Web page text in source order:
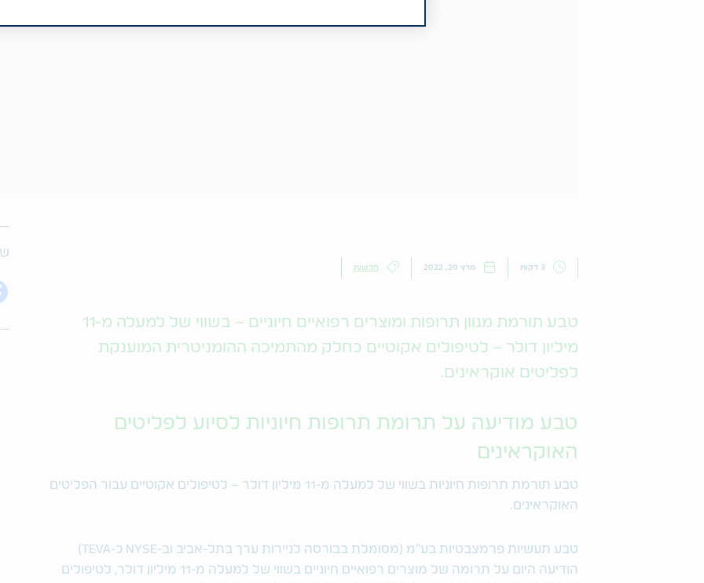
3 דקות מרץ 20, 2022 חדשות
טבע תורמת מגוון תרופות ומוצרים רפואיים חיוניים – בשווי של למעלה מ-11
מיליון דולר – לטיפולים אקוטיים כחלק מהתמיכה ההומניטרית המוענקת
לפליטים אוקראינים.
טבע מודיעה על תרומת תרופות חיוניות לסיוע לפליטים
האוקראינים
טבע תורמת תרופות חיוניות בשווי של למעלה מ-11 מיליון דולר – לטיפולים אקוטיים עבור הפליטים
האוקראינים.
טבע תעשיות פרמצבטיות בע"מ (מסומלת בבורסה לניירות ערך בתל-אביב וב-NYSE כ-TEVA)
הודיעה היום על תרומה של מוצרים רפואיים חיוניים בשווי של למעלה מ-11 מיליון דולר, לטיפולים